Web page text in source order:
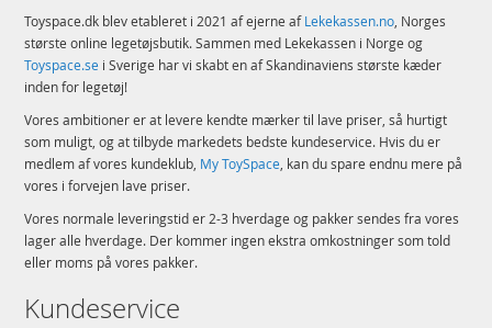
Toyspace.dk blev etableret i 2021 af ejerne afLekekassen.no, Norges
største online legetøjsbutik. Sammen med Lekekassen i Norge og
Toyspace.se i Sverige har vi skabt en af Skandinaviens største kæder
inden for legetøj!
Vores ambitioner er at levere kendte mærker til lave priser, så hurtigt
som muligt, og at tilbyde markedets bedste kundeservice. Hvis du er
medlem af vores kundeklub, My ToySpace, kan du spare endnu mere på
vores i forvejen lave priser.
Vores normale leveringstid er 2-3 hverdage og pakker sendes fra vores
lager alle hverdage. Der kommer ingen ekstra omkostninger som told
eller moms på vores pakker.
Kundeservice